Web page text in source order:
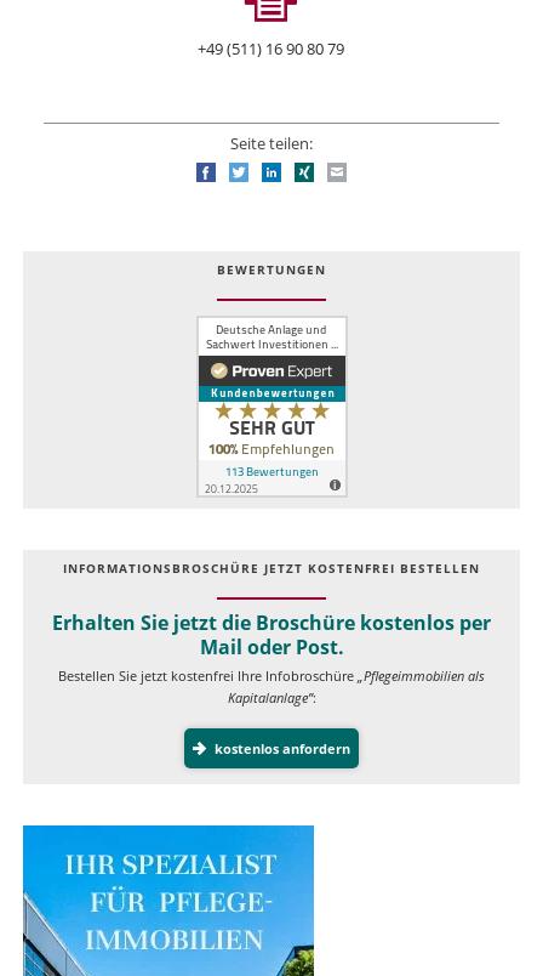
+49 (511) 16 90 80 79
Seite teilen:
FacebookTwitterLinkedIn
Xing
BEWERTUNGEN
INFOR­MATIONS­BROSCHÜRE JETZT KOSTEN­FREI BESTELLEN
Erhalten Sie jetzt die Broschüre kostenlos per
Mail oder Post.
Bestellen Sie jetzt kostenfrei Ihre Infobroschüre „Pflegeimmobilien als
Kapitalanlage”:
kostenlos anfordern